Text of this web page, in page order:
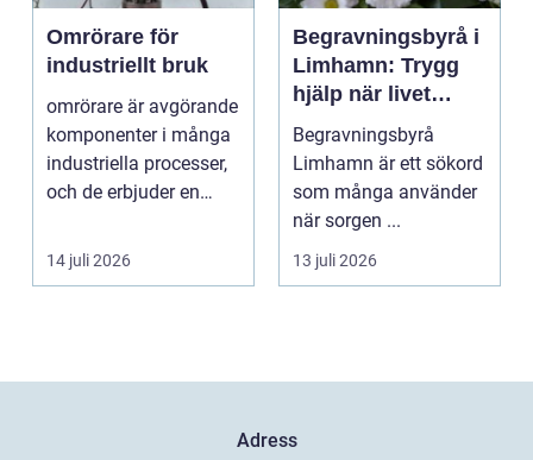
Omrörare för
industriellt bruk
omrörare är avgörande
komponenter i många
industriella processer,
och de erbjuder en
14 juli 2026
Begravningsbyrå i
Limhamn: Trygg
hjälp när livet
förändras
Begravningsbyrå
Limhamn är ett sökord
som många använder
när sorgen ...
13 juli 2026
Adress